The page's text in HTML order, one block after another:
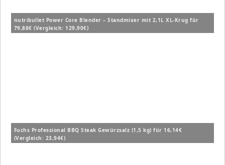
nutribullet Power Core Blender – Standmixer mit 2,1L XL-Krug für
79,88€ (Vergleich: 129,90€)
Fuchs Professional BBQ Steak Gewürzsalz (1,5 kg) für 16,14€
(Vergleich: 23,94€)